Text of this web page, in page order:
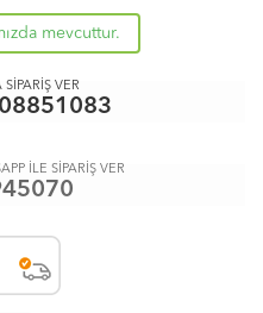
mevcuttur.
VER
İLE SİPARİŞ VER